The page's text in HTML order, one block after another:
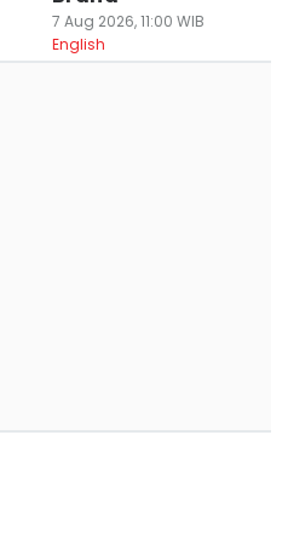
7 Aug 2026, 11:00 WIB
English